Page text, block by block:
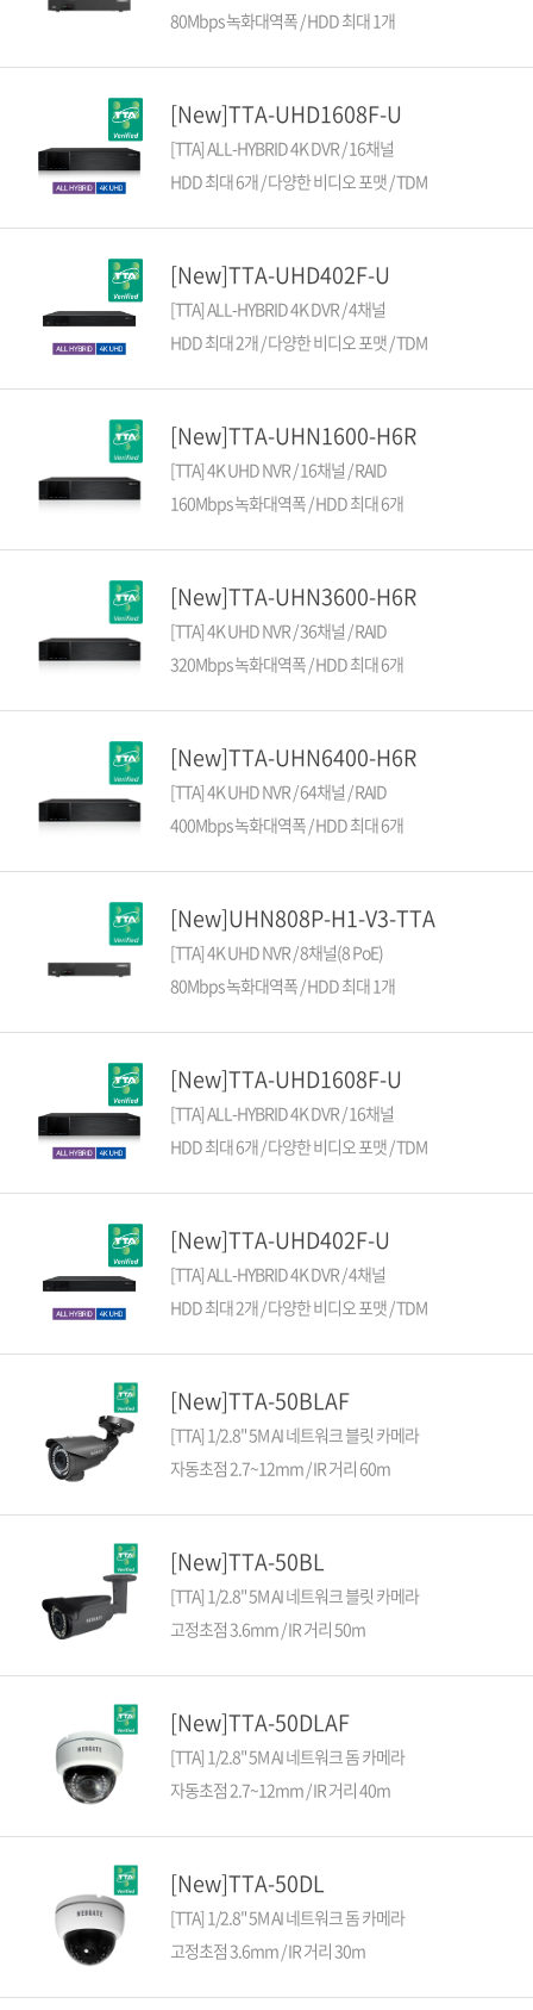
영상정보보안
AI
NVR / DVR
카메라
80Mbps 녹화대역폭 / HDD 최대 1개
[New]TTA-UHD1608F-U
[TTA] ALL-HYBRID 4K DVR / 16채널
HDD 최대 6개 / 다양한 비디오 포맷 / TDM
[New]TTA-UHD402F-U
[TTA] ALL-HYBRID 4K DVR / 4채널
HDD 최대 2개 / 다양한 비디오 포맷 / TDM
[New]TTA-UHN1600-H6R
[TTA] 4K UHD NVR / 16채널 / RAID
160Mbps 녹화대역폭 / HDD 최대 6개
[New]TTA-UHN3600-H6R
[TTA] 4K UHD NVR / 36채널 / RAID
320Mbps 녹화대역폭 / HDD 최대 6개
[New]TTA-UHN6400-H6R
[TTA] 4K UHD NVR / 64채널 / RAID
400Mbps 녹화대역폭 / HDD 최대 6개
[New]UHN808P-H1-V3-TTA
[TTA] 4K UHD NVR / 8채널(8 PoE)
80Mbps 녹화대역폭 / HDD 최대 1개
[New]TTA-UHD1608F-U
[TTA] ALL-HYBRID 4K DVR / 16채널
HDD 최대 6개 / 다양한 비디오 포맷 / TDM
[New]TTA-UHD402F-U
[TTA] ALL-HYBRID 4K DVR / 4채널
HDD 최대 2개 / 다양한 비디오 포맷 / TDM
[New]TTA-50BLAF
[TTA] 1/2.8" 5M AI 네트워크 블릿 카메라
자동초점 2.7~12mm / IR 거리 60m
[New]TTA-50BL
[TTA] 1/2.8" 5M AI 네트워크 블릿 카메라
고정초점 3.6mm / IR 거리 50m
[New]TTA-50DLAF
[TTA] 1/2.8" 5M AI 네트워크 돔 카메라
자동초점 2.7~12mm / IR 거리 40m
[New]TTA-50DL
[TTA] 1/2.8" 5M AI 네트워크 돔 카메라
고정초점 3.6mm / IR 거리 30m